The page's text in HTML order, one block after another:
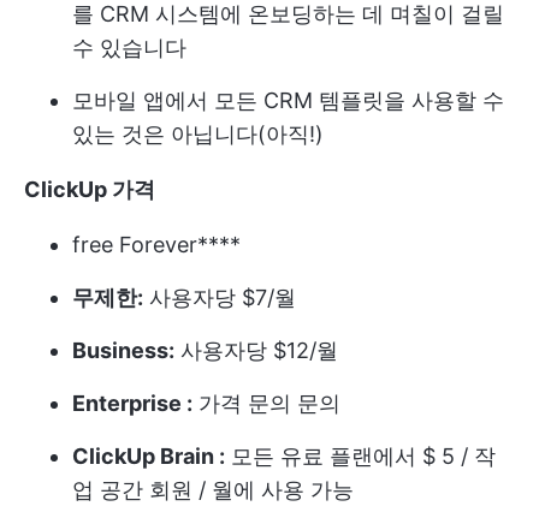
를 CRM 시스템에 온보딩하는 데 며칠이 걸릴
수 있습니다
모바일 앱에서 모든 CRM 템플릿을 사용할 수
있는 것은 아닙니다(아직!)
ClickUp 가격
free Forever****
무제한: 사용자당 $7/월
Business: 사용자당 $12/월
Enterprise : 가격 문의 문의
ClickUp Brain : 모든 유료 플랜에서 $ 5 / 작
업 공간 회원 / 월에 사용 가능